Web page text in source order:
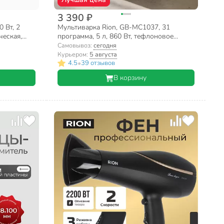
Вт, 2
3 390 ₽
Мультиварка Rion, GB-MC1037, 31
программа, 5 л, 860 Вт, тефлоновое
покрытие чаши, антипригарное покрытие
Самовывоз:сегодня
Курьером: 5 августа
4.5•39 отзывов
В корзину